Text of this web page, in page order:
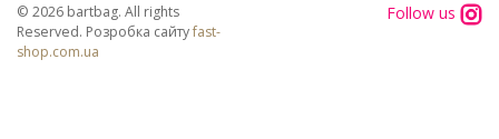
© 2026 bartbag. All rights
Reserved. Розробка сайтуfast-
shop.com.ua
Follow us